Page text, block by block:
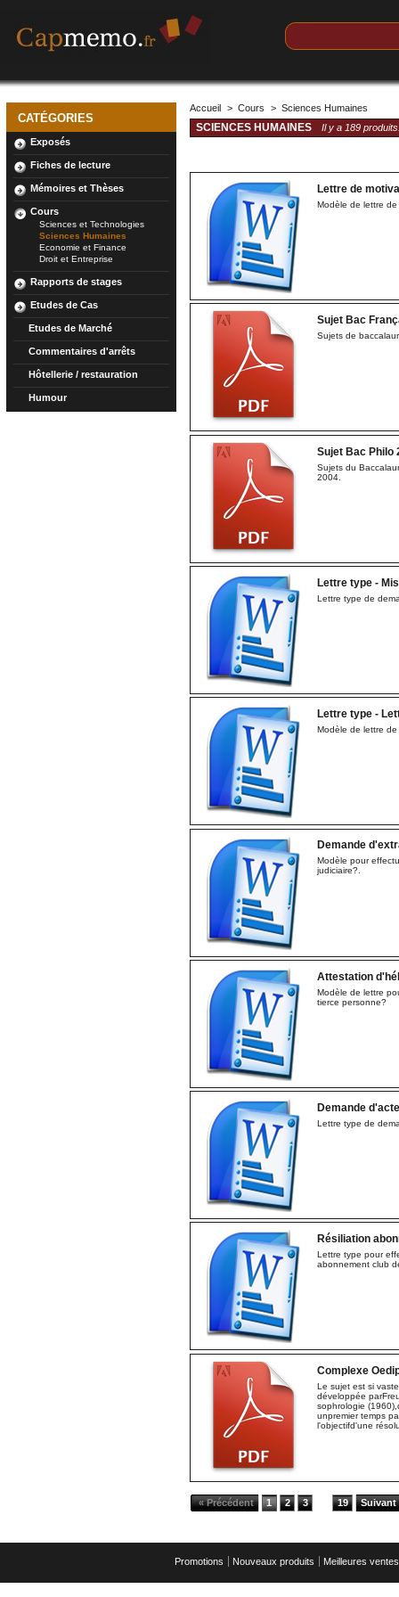
CATÉGORIES
Exposés
Fiches de lecture
Mémoires et Thèses
Cours
Sciences et Technologies
Sciences Humaines
Economie et Finance
Droit et Entreprise
Rapports de stages
Etudes de Cas
Etudes de Marché
Commentaires d'arrêts
Hôtellerie / restauration
Humour
Accueil > Cours > Sciences Humaines
SCIENCES HUMAINES Il y a 189
Lettre de
Modèle de lettre de
Sujet Bac
Sujets de
Sujet Bac Philo
Sujets du
2004.
Lettre type -
Lettre type de
Lettre type -
Modèle de lettre
Demande
Modèle pour
judiciaire?.
Attestation
Modèle de lettre
tierce personne?
Demande
Lettre type de
Résiliation
Lettre type pour
abonnement club
Complexe
Le sujet est si
développée
sophrologie
unpremier temps
l'objectifd'une
« Précédent 1 2 3 19 Suivant
Promotions Nouveaux produits Meilleures ventes